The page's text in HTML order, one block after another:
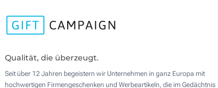
Qualität, die überzeugt.
Seit über 12 Jahren begeistern wir Unternehmen in ganz Europa mit
hochwertigen Firmengeschenken und Werbeartikeln, die im Gedächtnis